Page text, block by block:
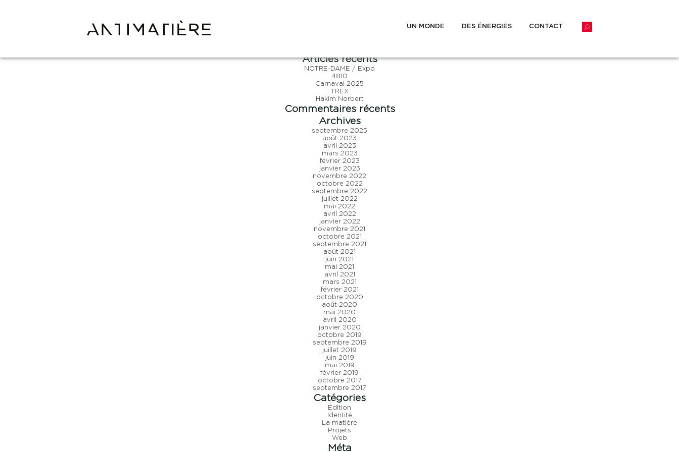
UN MONDE DES ÉNERGIES CONTACT
Articles récents
NOTRE-DAME / Expo
4810
Carnaval 2025
TREX
Hakim Norbert
Commentaires récents
Archives
septembre 2025
août 2023
avril 2023
mars 2023
février 2023
janvier 2023
novembre 2022
octobre 2022
septembre 2022
juillet 2022
mai 2022
avril 2022
janvier 2022
novembre 2021
octobre 2021
septembre 2021
août 2021
juin 2021
mai 2021
avril 2021
mars 2021
février 2021
octobre 2020
août 2020
mai 2020
avril 2020
janvier 2020
octobre 2019
septembre 2019
juillet 2019
juin 2019
mai 2019
février 2019
octobre 2017
septembre 2017
Catégories
Édition
Identité
La matière
Projets
Web
Méta